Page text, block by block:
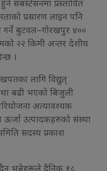
सबस्टेसनमा प्रस्तावित
प्रसारण लाइन पनि
गर्ने बुटवल–गोरखपुर ४००
२२ किमी अन्तर देशीय
।
लागि विद्युत्
बढी भएको बिजुली
अत्यावश्यक
ऊर्जा उत्पादकहरुको संस्था
सदस्य प्रकाश
भन्नेहरूले दैनिक १८